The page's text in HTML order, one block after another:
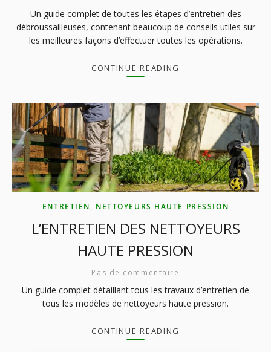
Un guide complet de toutes les étapes d’entretien des
débroussailleuses, contenant beaucoup de conseils utiles sur
les meilleures façons d’effectuer toutes les opérations.
CONTINUE READING
ENTRETIEN, NETTOYEURS HAUTE PRESSION
L’ENTRETIEN DES NETTOYEURS
HAUTE PRESSION
Pas de commentaire
Un guide complet détaillant tous les travaux d’entretien de
tous les modèles de nettoyeurs haute pression.
CONTINUE READING